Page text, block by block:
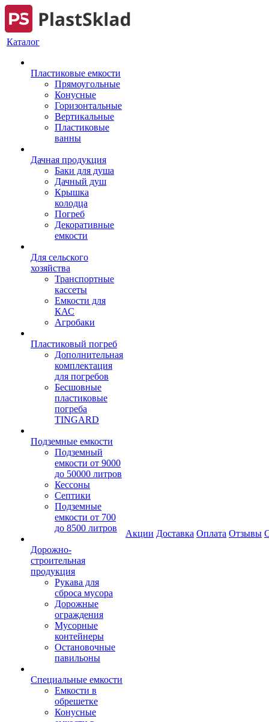
Каталог
Пластиковые емкости
Прямоугольные
Конусные
Горизонтальные
Вертикальные
Пластиковые
ванны
Дачная продукция
Баки для душа
Дачный душ
Крышка
колодца
Погреб
Декоративные
емкости
Для сельского
хозяйства
Транспортные
кассеты
Емкости для
КАС
Агробаки
Пластиковый погреб
Дополнительная
комплектация
для погребов
Бесшовные
пластиковые
погреба
TINGARD
Подземные емкости
Подземный
емкости от 9000
до 50000 литров
Кессоны
Септики
Подземные
емкости от 700
до 8500 литров
Дорожно-
строительная
продукция
Рукава для
сброса мусора
Дорожные
ограждения
Мусорные
контейнеры
Остановочные
павильоны
Специальные емкости
Емкости в
обрешетке
Конусные
Акции Доставка Оплата Отзывы